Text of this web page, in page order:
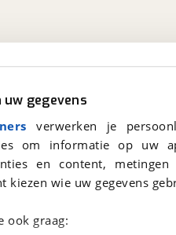
gegevens
verwerken je
om informatie op
en content,
kiezen wie uw gegevens
ook graag:
Privacyverklaring